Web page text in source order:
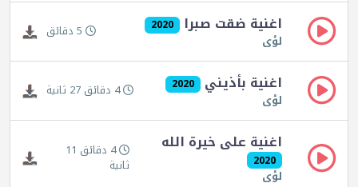
اغنية ضقت صبرا 2020
لؤى 5 دقائق
اغنية بأذيني 2020
لؤى 4 دقائق 27 ثانية
اغنية على خيرة الله
2020
لؤى
4 دقائق 11
ثانية